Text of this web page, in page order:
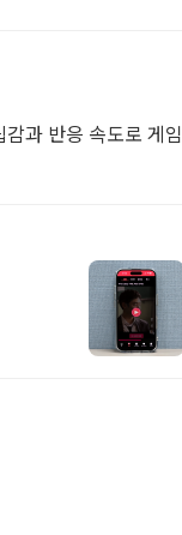
과 반응 속도로 게임